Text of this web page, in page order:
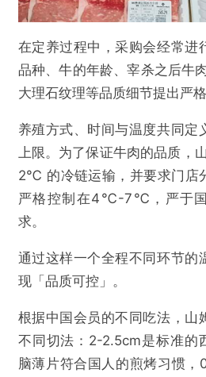
在定养过程中，采购会经常进
品种、牛的年龄、宰杀之后牛
大理石纹理等品质细节提出严格
养殖方式、时间与温度共同定
上限。为了保证牛肉的品质
2℃ 的冷链运输，并要求门店
严格控制在4℃-7℃，严于
求。
通过这样一个全程不同环节的
现「品质可控」。
根据中国会员的不同吃法，山
不同切法：2-2.5cm是标准的
脑薄片符合国人的煎烤习惯，